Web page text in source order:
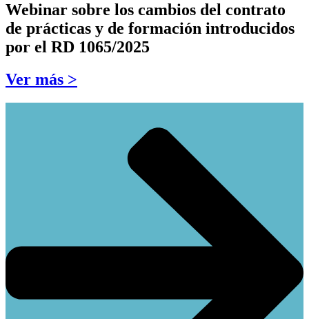
Webinar sobre los cambios del contrato
de prácticas y de formación introducidos
por el RD 1065/2025
Ver más >